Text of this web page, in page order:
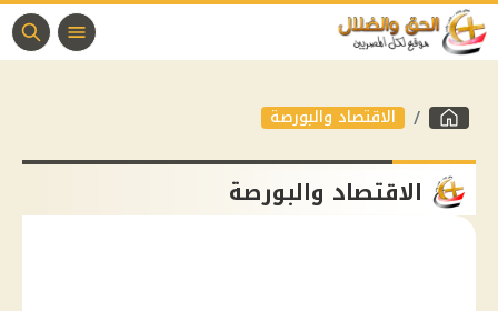
الاقتصاد والبورصة
الاقتصاد والبورصة